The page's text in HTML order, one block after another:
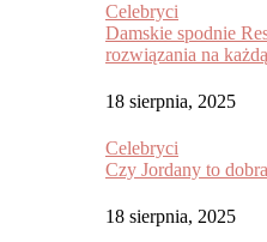
Celebryci
Damskie spodnie
rozwiązania na
18 sierpnia, 2025
Celebryci
Czy Jordany to
18 sierpnia, 2025